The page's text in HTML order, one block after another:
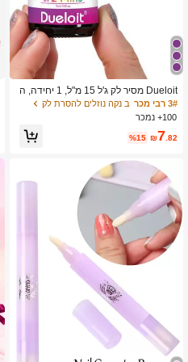
Dueloit מסיר לק ג'ל 15 מ"ל, 1 יחידה, ה
סרה מהירה וקלה תוך 2-5 דקות, ללא צור
ך בהשריה או עטיפה, מסיר במהירות לק
3# רבי מכר
ב נקה נוזלים להסרת לק
100+ נמכר
₪7 .82
%15